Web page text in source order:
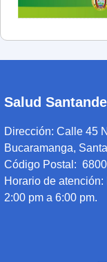
Salud
Dirección: Calle 45
Bucaramanga,
Código Postal:
Horario de atención:
2:00 pm a 6:00 pm.